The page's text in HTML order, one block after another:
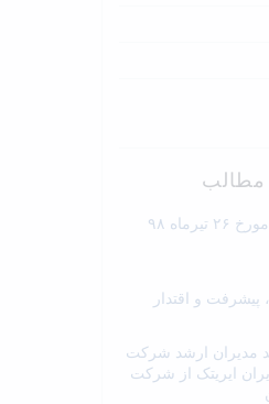
مطالب
مجمع عمومی سالانه مورخ ۲۶ تیرماه ۹۸
پیشرفت و اقتدار
مدیران ارشد شرکت
ایریتک از شرکت